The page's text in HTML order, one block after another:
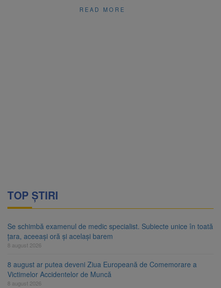
READ MORE
TOP ȘTIRI
Se schimbă examenul de medic specialist. Subiecte unice în toată
țara, aceeași oră și același barem
8 august 2026
8 august ar putea deveni Ziua Europeană de Comemorare a
Victimelor Accidentelor de Muncă
8 august 2026